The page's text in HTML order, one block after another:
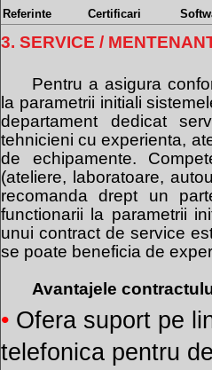
Referinte Certificari
3. SERVICE /
Pentru a asigura
la parametrii initiali
departament dedicat
tehnicieni cu experienta,
de echipamente.
(ateliere, laboratoare,
recomanda drept un
functionarii la parametrii
unui contract de service
se poate beneficia de
Avantajele
• Ofera suport pe
telefonica pentru